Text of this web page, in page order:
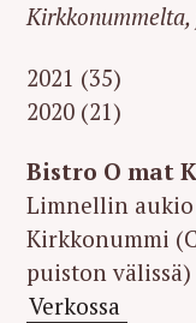
Kirkkonummelta,
2021 (35)
2020 (21)
Bistro O mat
Limnellin aukio
Kirkkonummi
puiston välissä)
Verkossa